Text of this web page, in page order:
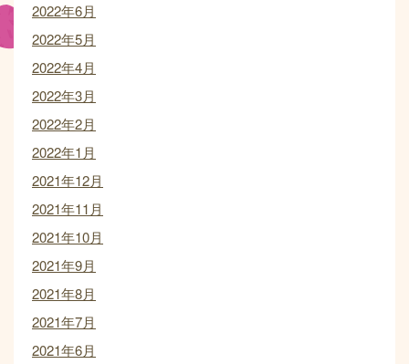
2022年6月
2022年5月
2022年4月
2022年3月
2022年2月
2022年1月
2021年12月
2021年11月
2021年10月
2021年9月
2021年8月
2021年7月
2021年6月